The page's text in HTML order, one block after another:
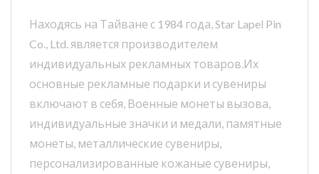
Находясь на Тайване с 1984 года, Star Lapel Pin
Co., Ltd. является производителем
индивидуальных рекламных товаров.Их
основные рекламные подарки и сувениры
включают в себя, Военные монеты вызова,
индивидуальные значки и медали, памятные
монеты, металлические сувениры,
персонализированные кожаные сувениры,